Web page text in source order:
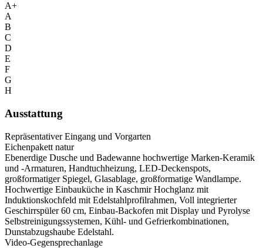
A+
A
B
C
D
E
F
G
H
Ausstattung
Repräsentativer Eingang und Vorgarten
Eichenpakett natur
Ebenerdige Dusche und Badewanne hochwertige Marken-Keramik
und -Armaturen, Handtuchheizung, LED-Deckenspots,
großformatiger Spiegel, Glasablage, großformatige Wandlampe.
Hochwertige Einbauküche in Kaschmir Hochglanz mit
Induktionskochfeld mit Edelstahlprofilrahmen, Voll integrierter
Geschirrspüler 60 cm, Einbau-Backofen mit Display und Pyrolyse
Selbstreinigungssystemen, Kühl- und Gefrierkombinationen,
Dunstabzugshaube Edelstahl.
Video-Gegensprechanlage